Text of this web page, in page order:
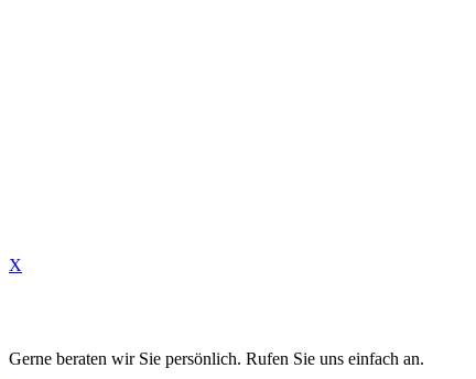
X
Gerne beraten wir Sie persönlich. Rufen Sie uns einfach an.